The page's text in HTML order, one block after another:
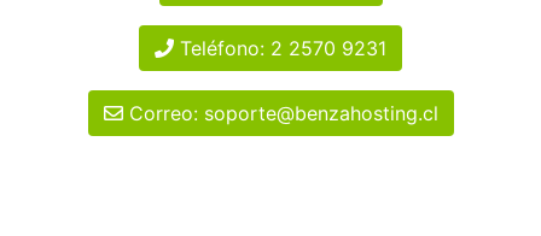
Teléfono: 2 2570 9231
Correo: soporte@benzahosting.cl